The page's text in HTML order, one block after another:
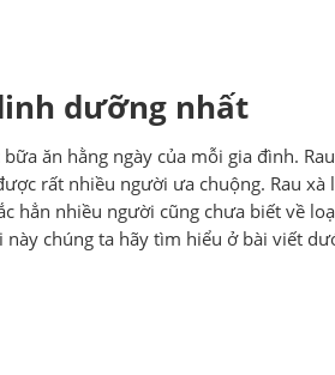
dưỡng nhất
ăn hằng ngày của mỗi gia đình.
rất nhiều người ưa chuộng. Rau xà
hẳn nhiều người cũng chưa biết về
này chúng ta hãy tìm hiểu ở bài viết